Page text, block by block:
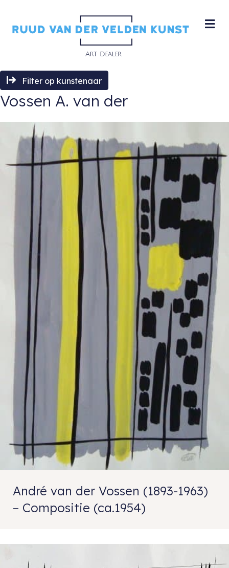
Filter op kunstenaar
Vossen A. van der
André van der Vossen (1893-1963)
– Compositie (ca.1954)